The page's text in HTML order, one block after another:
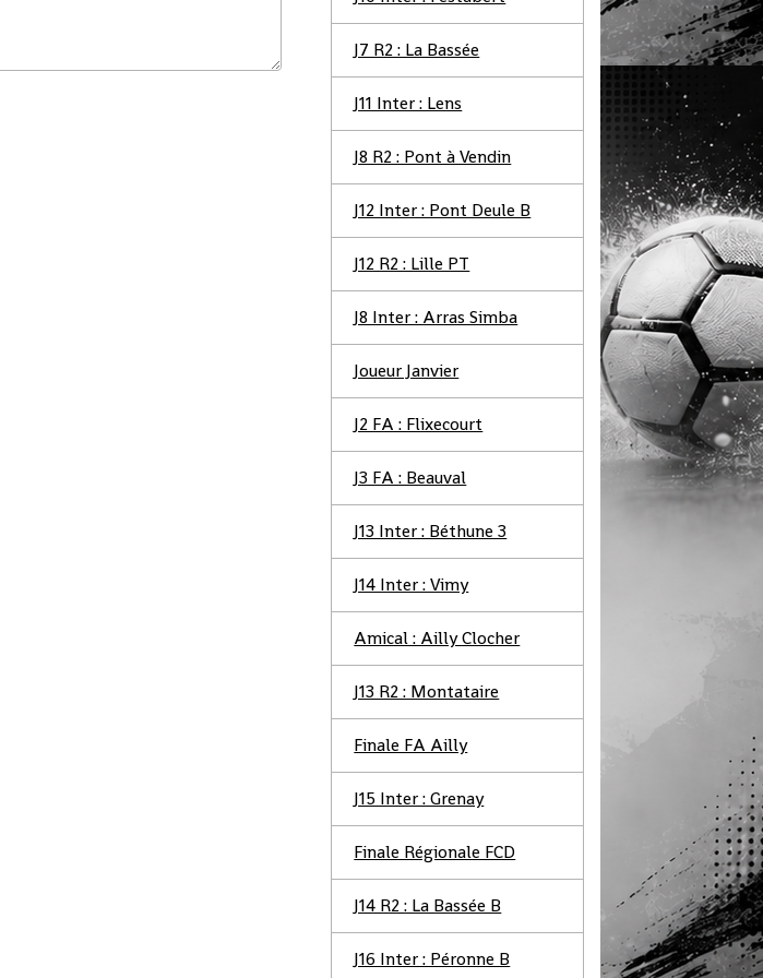
J7 R2 : La Bassée
J11 Inter : Lens
J8 R2 : Pont à Vendin
J12 Inter : Pont Deule B
J12 R2 : Lille PT
J8 Inter : Arras Simba
Joueur Janvier
J2 FA : Flixecourt
J3 FA : Beauval
J13 Inter : Béthune 3
J14 Inter : Vimy
Amical : Ailly Clocher
J13 R2 : Montataire
Finale FA Ailly
J15 Inter : Grenay
Finale Régionale FCD
J14 R2 : La Bassée B
J16 Inter : Péronne B